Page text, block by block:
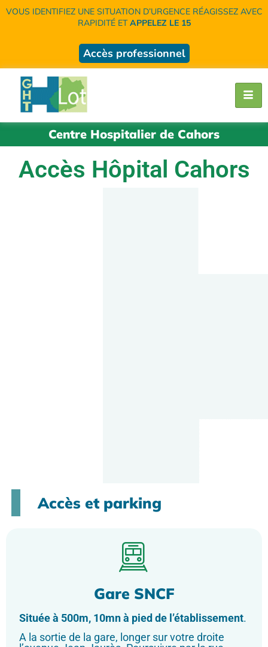
VOUS IDENTIFIEZ UNE SITUATION D’URGENCE RÉAGISSEZ AVEC
RAPIDITÉ ETAPPELEZ LE 15
Accès professionnel
Centre Hospitalier de Cahors
Accès Hôpital Cahors
Accès et parking
Gare SNCF
Située à 500m, 10mn à pied de l’établissement.
A la sortie de la gare, longer sur votre droite